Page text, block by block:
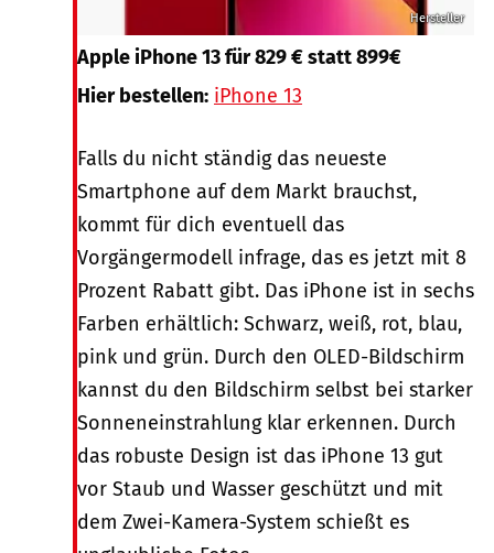
Hersteller
Apple iPhone 13 für 829 € statt 899€
Hier bestellen: iPhone 13
Falls du nicht ständig das neueste
Smartphone auf dem Markt brauchst,
kommt für dich eventuell das
Vorgängermodell infrage, das es jetzt mit 8
Prozent Rabatt gibt. Das iPhone ist in sechs
Farben erhältlich: Schwarz, weiß, rot, blau,
pink und grün. Durch den OLED-Bildschirm
kannst du den Bildschirm selbst bei starker
Sonneneinstrahlung klar erkennen. Durch
das robuste Design ist das iPhone 13 gut
vor Staub und Wasser geschützt und mit
dem Zwei-Kamera-System schießt es